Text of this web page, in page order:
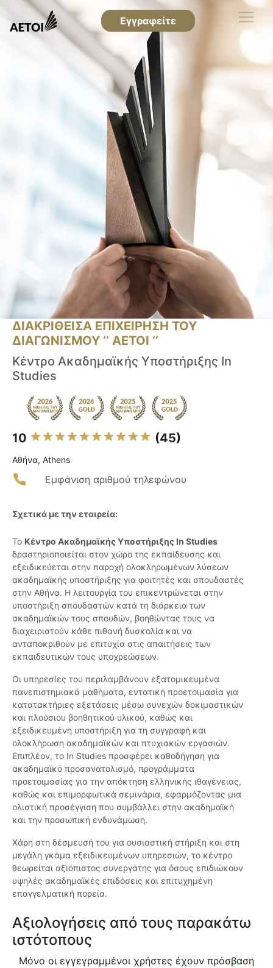
Εγγραφείτε
ΔΙΑΚΡΙΘΕΙΣΑ ΕΠΙΧΕΙΡΗΣΗ ΤΟΥ
ΔΙΑΓΩΝΙΣΜΟΥ ‘’ ΑΕΤΟΙ ‘’
Κέντρο Ακαδημαϊκής Υποστήριξης In
Studies
10 (45)
Αθήνα, Athens
Εμφάνιση αριθμού τηλεφώνου
Σχετικά με την εταιρεία:
Το Κέντρο Ακαδημαϊκής Υποστήριξης In Studies
δραστηριοποιείται στον χώρο της εκπαίδευσης και
εξειδικεύεται στην παροχή ολοκληρωμένων λύσεων
ακαδημαϊκής υποστήριξης για φοιτητές και σπουδαστές
στην Αθήνα. Η λειτουργία του επικεντρώνεται στην
υποστήριξη σπουδαστών κατά τη διάρκεια των
ακαδημαϊκών τους σπουδών, βοηθώντας τους να
διαχειριστούν κάθε πιθανή δυσκολία και να
ανταποκριθούν με επιτυχία στις απαιτήσεις των
εκπαιδευτικών τους υποχρεώσεων.
Οι υπηρεσίες του περιλαμβάνουν εξατομικευμένα
πανεπιστημιακά μαθήματα, εντατική προετοιμασία για
κατατακτήριες εξετάσεις μέσω συνεχών δοκιμαστικών
και πλούσιου βοηθητικού υλικού, καθώς και
εξειδικευμένη υποστήριξη για τη συγγραφή και
ολοκλήρωση ακαδημαϊκών και πτυχιακών εργασιών.
Επιπλέον, το In Studies προσφέρει καθοδήγηση για
ακαδημαϊκό προσανατολισμό, προγράμματα
προετοιμασίας για την απόκτηση ελληνικής ιθαγένειας,
καθώς και επιμορφωτικά σεμινάρια, εφαρμόζοντας μια
ολιστική προσέγγιση που συμβάλλει στην ακαδημαϊκή
και την προσωπική ενδυνάμωση.
Χάρη στη δέσμευσή του για ουσιαστική στήριξη και στη
μεγάλη γκάμα εξειδικευμένων υπηρεσιών, το κέντρο
θεωρείται αξιόπιστος συνεργάτης για όσους επιδιώκουν
υψηλές ακαδημαϊκές επιδόσεις και επιτυχημένη
επαγγελματική πορεία.
Αξιολογήσεις από τους παρακάτω
ιστότοπους
Μόνο οι εγγεγραμμένοι χρήστες έχουν πρόσβαση